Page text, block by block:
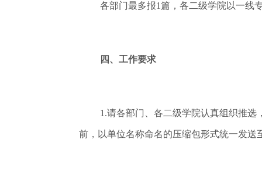
各部门最多报1篇，各二级学院以一线
四、工作要求
1.请各部门、各二级学院认真组织推选
前，以单位名称命名的压缩包形式统一发送